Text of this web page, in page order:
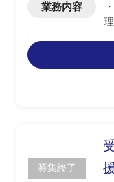
業務内容
-
-
募集終了